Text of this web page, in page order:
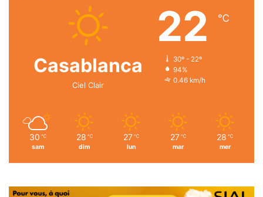
Casablanca
Ciel Clair
22 ℃
30º - 22º
94%
0.46 km/h
30 ℃
sam
28 ℃
dim
27 ℃
lun
27 ℃
mar
28 ℃
mer